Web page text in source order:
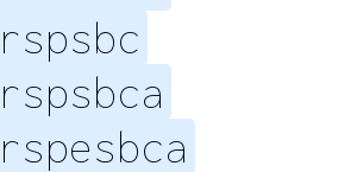
rspsbc
rspsbca
rspesbca